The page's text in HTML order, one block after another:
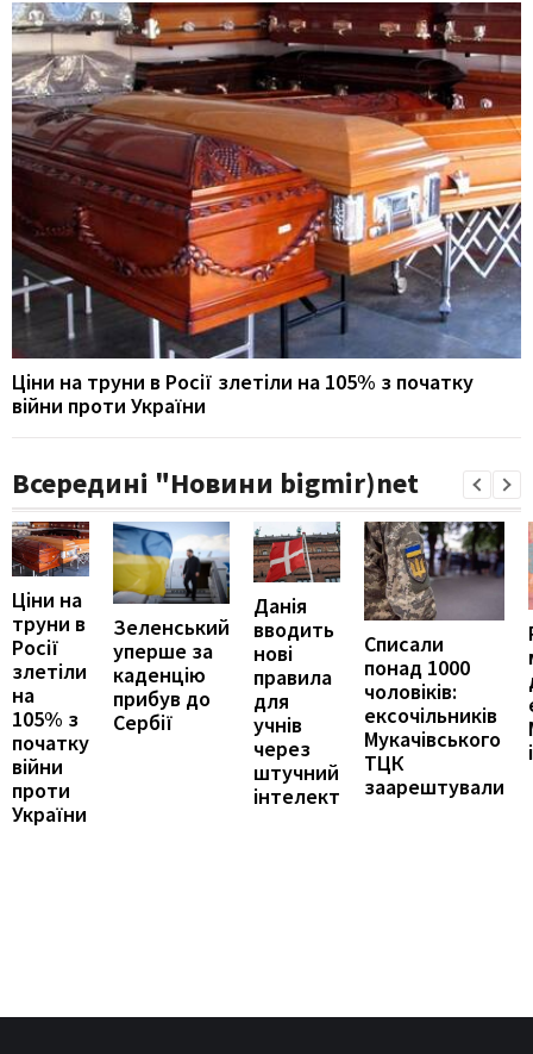
Ціни на труни в Росії злетіли на 105% з початку
війни проти України
Всередині "Новини bigmir)net
Ціни на
труни в
Росії
злетіли
на
105% з
початку
війни
проти
України
Зеленський
уперше за
каденцію
прибув до
Сербії
Данія
вводить
нові
правила
для
учнів
через
штучний
інтелект
Списали
понад 1000
чоловіків:
ексочільників
Мукачівського
ТЦК
заарештували